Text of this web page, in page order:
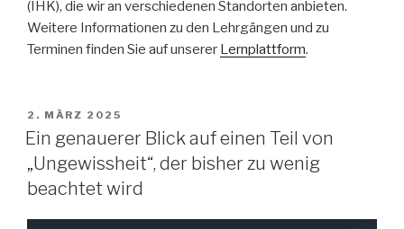
(IHK), die wir an verschiedenen Standorten anbieten.
Weitere Informationen zu den Lehrgängen und zu
Terminen finden Sie auf unserer Lernplattform.
VERÖFFENTLICHT
AM
2. MÄRZ 2025
Ein genauerer Blick auf einen Teil von
„Ungewissheit“, der bisher zu wenig
beachtet wird